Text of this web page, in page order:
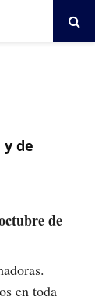
de
de
en toda